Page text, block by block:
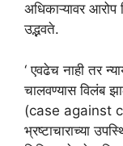
अधिकाऱ्यावर
उद्भवते.
‘ एवढेच नाही तर
चालवण्यास विलंब
(case against
भ्रष्टाचाराच्या